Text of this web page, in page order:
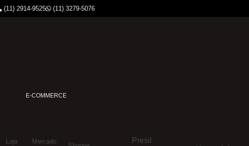
(11) 2914-9525 (11) 3279-5076
E-COMMERCE
Loja
Mercado
Presil